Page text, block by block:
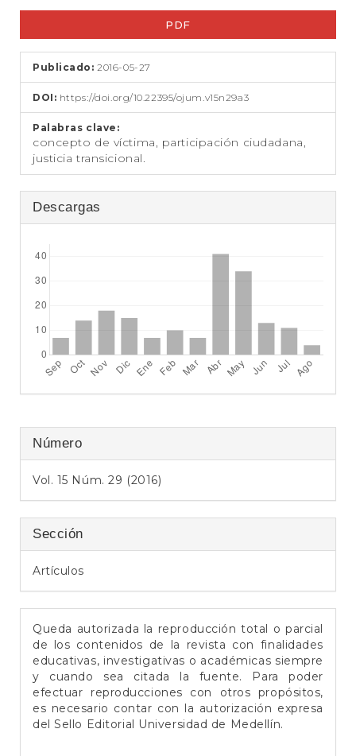
i
o
r
i
p
l
a
Barra
lateral
del
artículo
PDF
Publicado:2016-05-27
DOI: https://doi.org/10.22395/ojum.v15n29a3
Palabras clave:
concepto de víctima, participación ciudadana,
justicia transicional.
Descargas
Número
Vol. 15 Núm. 29 (2016)
Sección
Artículos
Queda autorizada la reproducción total o parcial
de los contenidos de la revista con finalidades
educativas, investigativas o académicas siempre
y cuando sea citada la fuente. Para poder
efectuar reproducciones con otros propósitos,
es necesario contar con la autorización expresa
del Sello Editorial Universidad de Medellín.